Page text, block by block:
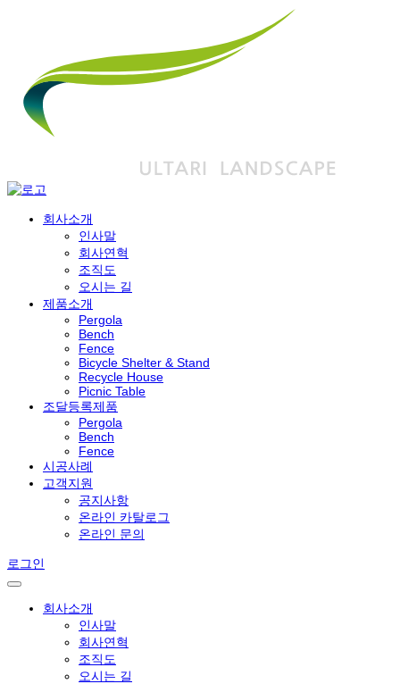
회사소개
인사말
회사연혁
조직도
오시는 길
제품소개
Pergola
Bench
Fence
Bicycle Shelter & Stand
Recycle House
Picnic Table
조달등록제품
Pergola
Bench
Fence
시공사례
고객지원
공지사항
온라인 카탈로그
온라인 문의
로그인
회사소개
인사말
회사연혁
조직도
오시는 길